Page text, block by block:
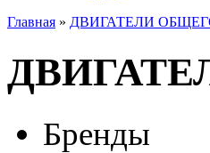
Главная » ДВИГАТЕЛИ
Бренды